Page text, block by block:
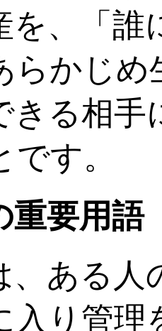
を、「
らかじ
きる相手
す。
重要用語
、ある人
入り管